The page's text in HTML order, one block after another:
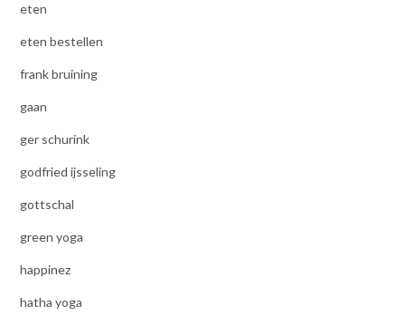
eten
eten bestellen
frank bruining
gaan
ger schurink
godfried ijsseling
gottschal
green yoga
happinez
hatha yoga